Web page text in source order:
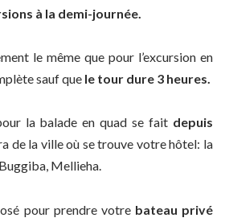
à la demi-journée.
le même que pour l’excursion en
sauf que le tour dure 3 heures.
la balade en quad se fait depuis
de la ville où se trouve votre hôtel: la
Mellieha.
pour prendre votrebateau privé